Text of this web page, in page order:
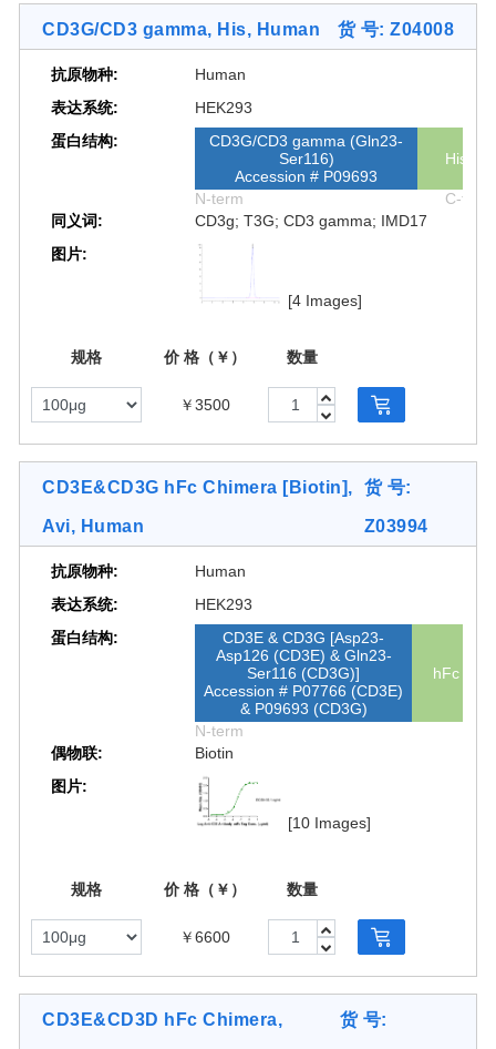
CD3G/CD3 gamma, His, Human 货 号: Z04008
抗原物种:
Human
表达系统:
HEK293
蛋白结构:
CD3G/CD3 gamma (Gln23-
Ser116)
Accession # P09693
His
N-term
C-term
同义词:
CD3g; T3G; CD3 gamma; IMD17
图片:
[4 Images]
规格 价 格（￥） 数量
￥3500
CD3E&CD3G hFc Chimera [Biotin],
Avi, Human
货 号:
Z03994
抗原物种:
Human
表达系统:
HEK293
蛋白结构:
CD3E & CD3G [Asp23-
Asp126 (CD3E) & Gln23-
Ser116 (CD3G)]
Accession # P07766 (CD3E)
& P09693 (CD3G)
hFc
N-term
偶物联:
Biotin
图片:
[10 Images]
规格 价 格（￥） 数量
￥6600
CD3E&CD3D hFc Chimera, 货 号: